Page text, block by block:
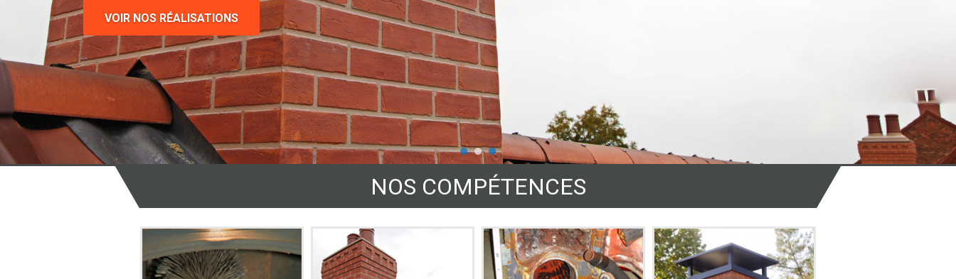
VOIR NOS RÉALISATIONS
NOS COMPÉTENCES